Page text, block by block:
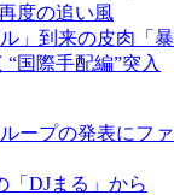
度の追い風
」到来の皮肉「暴
国際手配編”突入
ープの発表にファ
「DJまる」から